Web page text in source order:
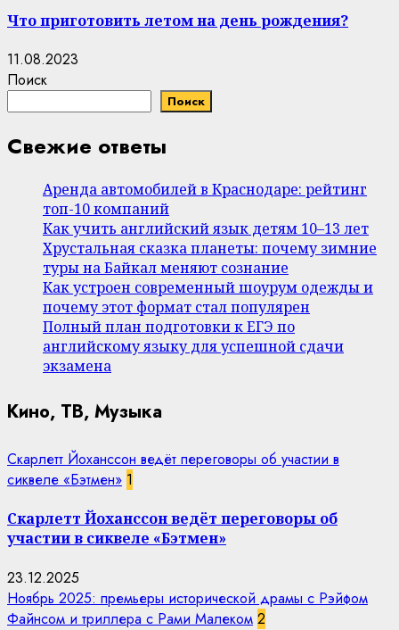
Что приготовить летом на день рождения?
11.08.2023
Поиск
Поиск
Свежие ответы
Аренда автомобилей в Краснодаре: рейтинг
топ-10 компаний
Как учить английский язык детям 10–13 лет
Хрустальная сказка планеты: почему зимние
туры на Байкал меняют сознание
Как устроен современный шоурум одежды и
почему этот формат стал популярен
Полный план подготовки к ЕГЭ по
английскому языку для успешной сдачи
экзамена
Кино, ТВ, Музыка
Скарлетт Йоханссон ведёт переговоры об участии в
сиквеле «Бэтмен» 1
Скарлетт Йоханссон ведёт переговоры об
участии в сиквеле «Бэтмен»
23.12.2025
Ноябрь 2025: премьеры исторической драмы с Рэйфом
Файнсом и триллера с Рами Малеком 2